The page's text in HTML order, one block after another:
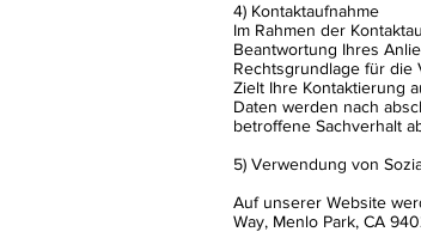
4) Kontaktaufnahme
Im Rahmen der
Beantwortung Ihres
Rechtsgrundlage für die
Zielt Ihre Kontaktierung
Daten werden nach
betroffene Sachverhalt
5) Verwendung von
Auf unserer Website
Way, Menlo Park, CA